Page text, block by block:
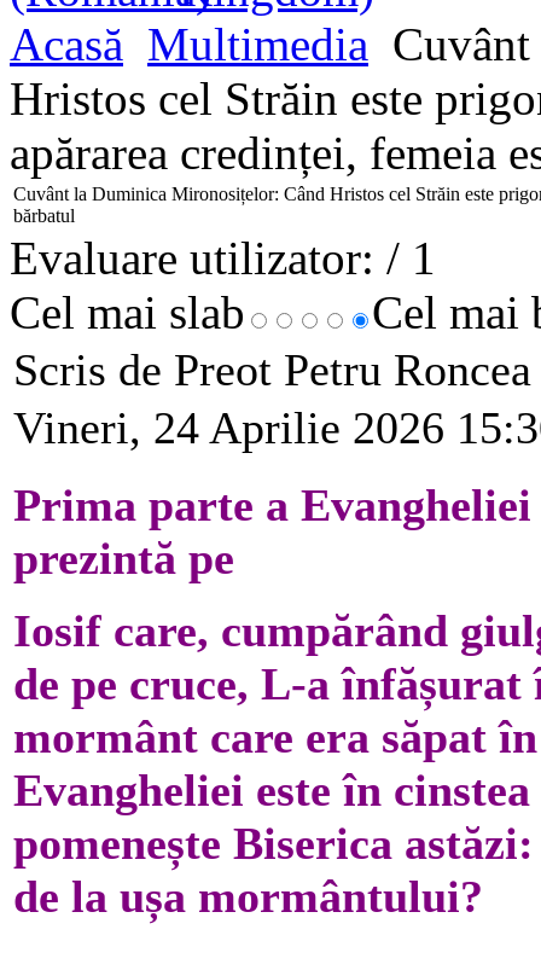
Acasă Multimedia
Hristos cel Străin este
apărarea credinței, femeia
Cuvânt la Duminica Mironosițelor: Când Hristos cel Străin este
bărbatul
Evaluare utilizator: / 1
Cel mai slab
Cel mai
Scris de Preot Petru
Vineri, 24 Aprilie 2026
Prima parte a
prezintă pe
Iosif care, cumpărând
de pe cruce, L-a
mormânt care era săpat
Evangheliei este în
pomenește Biserica
de la ușa mormântului?